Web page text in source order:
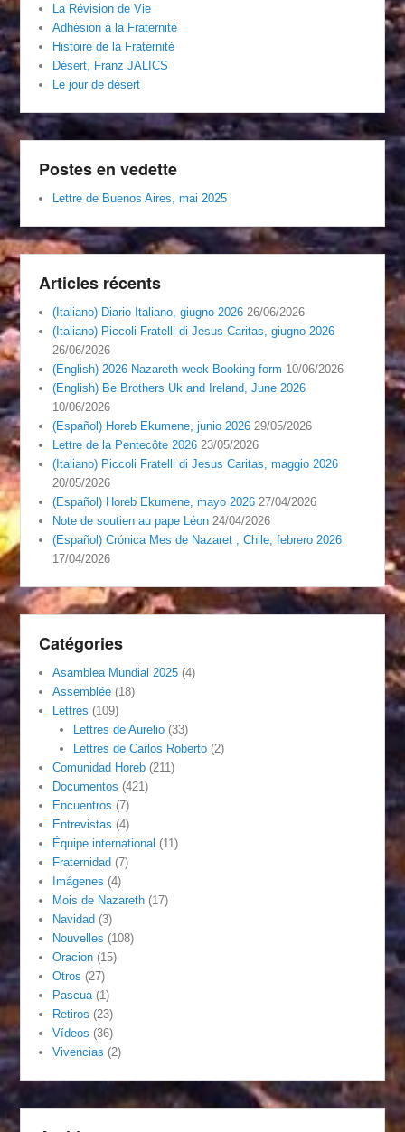
La Révision de Vie
Adhésion à la Fraternité
Histoire de la Fraternité
Désert, Franz JALICS
Le jour de désert
Postes en vedette
Lettre de Buenos Aires, mai 2025
Articles récents
(Italiano) Diario Italiano, giugno 2026 26/06/2026
(Italiano) Piccoli Fratelli di Jesus Caritas, giugno 2026
26/06/2026
(English) 2026 Nazareth week Booking form 10/06/2026
(English) Be Brothers Uk and Ireland, June 2026
10/06/2026
(Español) Horeb Ekumene, junio 2026 29/05/2026
Lettre de la Pentecôte 2026 23/05/2026
(Italiano) Piccoli Fratelli di Jesus Caritas, maggio 2026
20/05/2026
(Español) Horeb Ekumene, mayo 2026 27/04/2026
Note de soutien au pape Léon 24/04/2026
(Español) Crónica Mes de Nazaret , Chile, febrero 2026
17/04/2026
Catégories
Asamblea Mundial 2025 (4)
Assemblée (18)
Lettres (109)
Lettres de Aurelio(33)
Lettres de Carlos Roberto(2)
Comunidad Horeb (211)
Documentos (421)
Encuentros (7)
Entrevistas (4)
Équipe international (11)
Fraternidad (7)
Imágenes (4)
Mois de Nazareth (17)
Navidad (3)
Nouvelles (108)
Oracion (15)
Otros (27)
Pascua (1)
Retiros (23)
Vídeos (36)
Vivencias (2)